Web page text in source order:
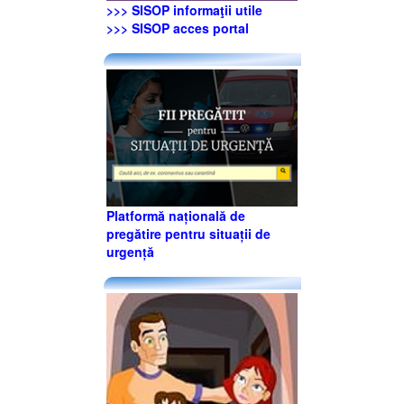
>>> SISOP informaţii utile
>>> SISOP acces portal
Platformă națională de
pregătire pentru situații de
urgență